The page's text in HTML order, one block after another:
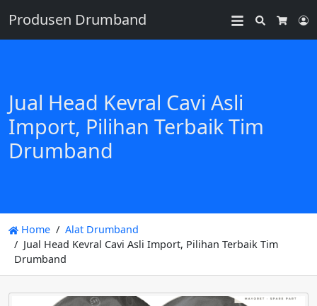
Produsen Drumband
Search
Jual Head Kevral Cavi Asli
Import, Pilihan Terbaik Tim
Drumband
Home
Alat Drumband
Jual Head Kevral Cavi Asli Import, Pilihan Terbaik Tim
Drumband